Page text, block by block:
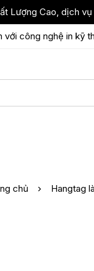
Lượng Cao, dịch vụ
với công nghệ in kỹ
chủ Hangtag